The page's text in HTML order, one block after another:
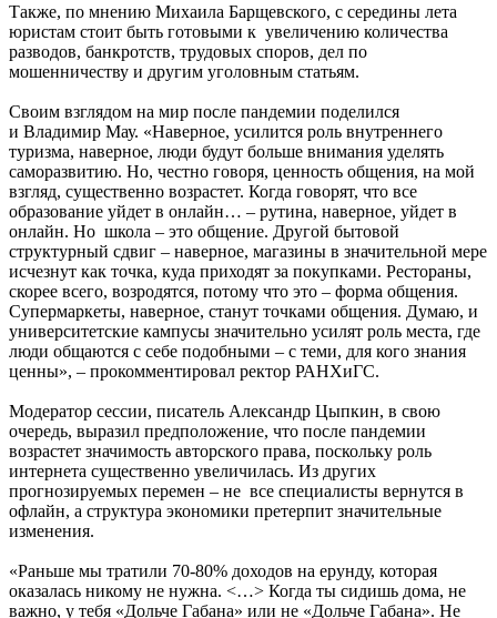
Также, по мнению Михаила Барщевского, с середины лета
юристам стоит быть готовыми к увеличению количества
разводов, банкротств, трудовых споров, дел по
мошенничеству и другим уголовным статьям.
Своим взглядом на мир после пандемии поделился
и Владимир Мау. «Наверное, усилится роль внутреннего
туризма, наверное, люди будут больше внимания уделять
саморазвитию. Но, честно говоря, ценность общения, на мой
взгляд, существенно возрастет. Когда говорят, что все
образование уйдет в онлайн… – рутина, наверное, уйдет в
онлайн. Но школа – это общение. Другой бытовой
структурный сдвиг – наверное, магазины в значительной мере
исчезнут как точка, куда приходят за покупками. Рестораны,
скорее всего, возродятся, потому что это – форма общения.
Супермаркеты, наверное, станут точками общения. Думаю, и
университетские кампусы значительно усилят роль места, где
люди общаются с себе подобными – с теми, для кого знания
ценны», – прокомментировал ректор РАНХиГС.
Модератор сессии, писатель Александр Цыпкин, в свою
очередь, выразил предположение, что после пандемии
возрастет значимость авторского права, поскольку роль
интернета существенно увеличилась. Из других
прогнозируемых перемен – не все специалисты вернутся в
офлайн, а структура экономики претерпит значительные
изменения.
«Раньше мы тратили 70-80% доходов на ерунду, которая
оказалась никому не нужна. <…> Когда ты сидишь дома, не
важно, у тебя «Дольче Габана» или не «Дольче Габана». Не